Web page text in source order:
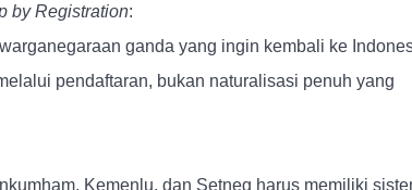
by Registration:
ganda yang ingin kembali ke
pendaftaran, bukan naturalisasi penuh yang
Kemenlu, dan Setneg harus memiliki